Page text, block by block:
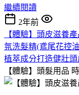
繼續閱讀
2年前
【體驗】頭皮滋養
氛洗髮精(鳶尾花控
植萃成分打造健壯
【體驗】頭髮用品